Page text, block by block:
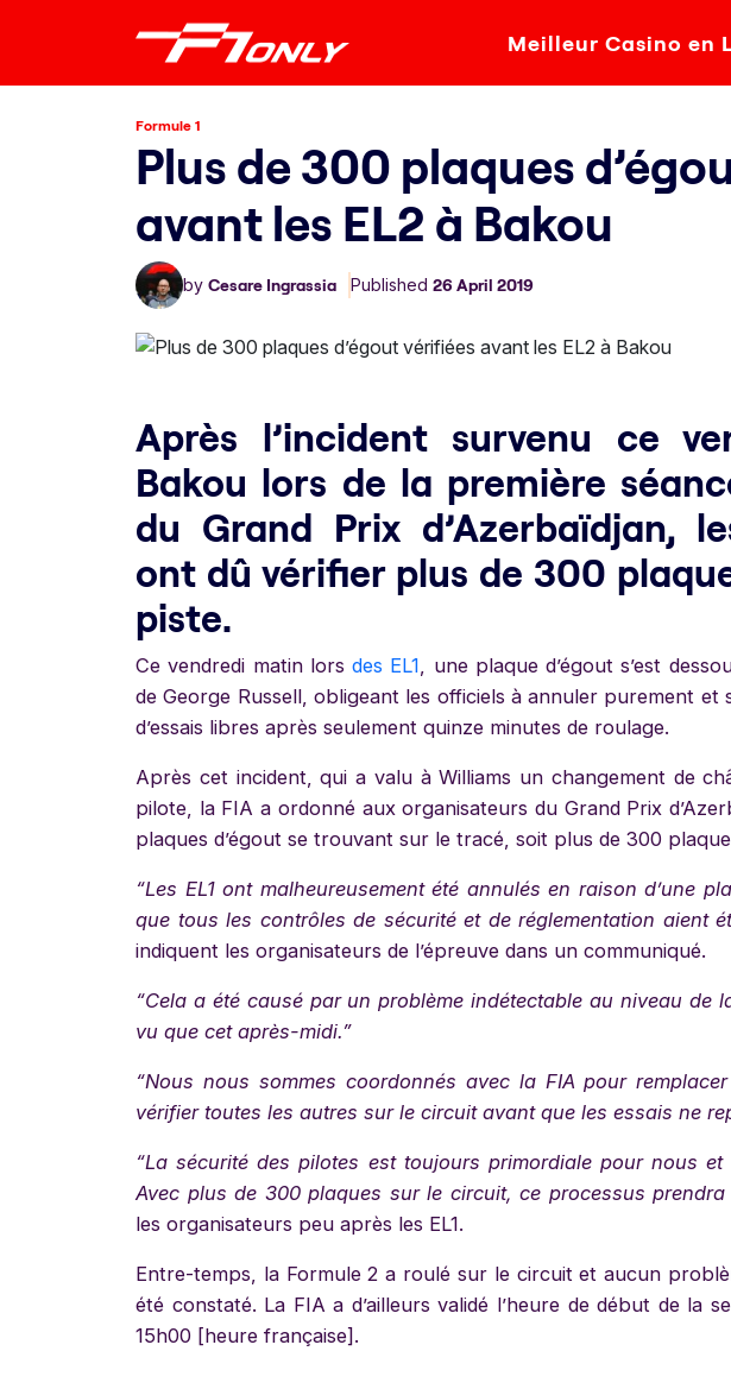
Meilleur Casino en
Formule 1
Plus de 300 plaques
avant les EL2 à Bakou
by Cesare Ingrassia Published 26 April 2019
Après l’incident survenu ce
Bakou lors de la première
du Grand Prix d’Azerbaïdjan,
ont dû vérifier plus de 300
piste.
Ce vendredi matin lorsdes EL1, une plaque d’égout s’est
de George Russell, obligeant les officiels à annuler purement et
d’essais libres après seulement quinze minutes de roulage.
Après cet incident, qui a valu à Williams un changement de
pilote, la FIA a ordonné aux organisateurs du Grand Prix
plaques d’égout se trouvant sur le tracé, soit plus de 300
“Les EL1 ont malheureusement été annulés en raison d’une
que tous les contrôles de sécurité et de réglementation aient
indiquent les organisateurs de l’épreuve dans un communiqué.
“Cela a été causé par un problème indétectable au niveau de
vu que cet après-midi.”
“Nous nous sommes coordonnés avec la FIA pour
vérifier toutes les autres sur le circuit avant que les essais ne
“La sécurité des pilotes est toujours primordiale pour nous
Avec plus de 300 plaques sur le circuit, ce processus prendra
les organisateurs peu après les EL1.
Entre-temps, la Formule 2 a roulé sur le circuit et aucun
été constaté. La FIA a d’ailleurs validé l’heure de début de la
15h00 [heure française].